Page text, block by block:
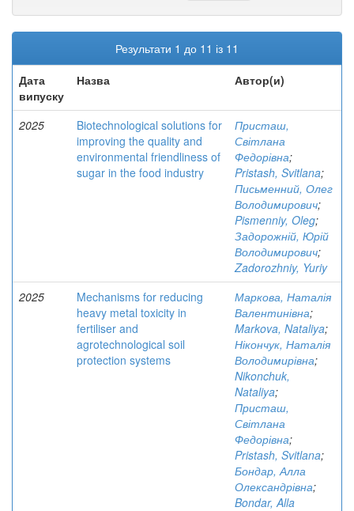
Результати 1 до 11 із 11
Дата
випуску
Назва Автор(и)
2025
Biotechnological solutions for
improving the quality and
environmental friendliness of
sugar in the food industry
Присташ,
Світлана
Федорівна;
Pristash, Svitlana;
Письменний, Олег
Володимирович;
Pismenniy, Oleg;
Задорожній, Юрій
Володимирович;
Zadorozhniy, Yuriy
2025
Mechanisms for reducing
heavy metal toxicity in
fertiliser and
agrotechnological soil
protection systems
Маркова, Наталія
Валентинівна;
Markova, Nataliya;
Нікончук, Наталія
Володимирівна;
Nikonchuk,
Nataliya;
Присташ,
Світлана
Федорівна;
Pristash, Svitlana;
Бондар, Алла
Олександрівна;
Bondar, Alla